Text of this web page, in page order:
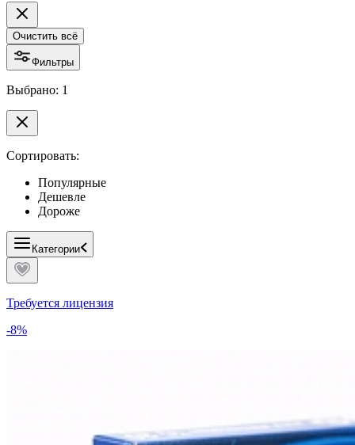
Очистить всё
Фильтры
Выбрано: 1
Сортировать:
Популярные
Дешевле
Дороже
Категории
Требуется лицензия
-8%